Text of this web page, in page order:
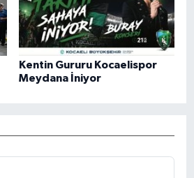
Kentin Gururu Kocaelispor
Meydana İniyor